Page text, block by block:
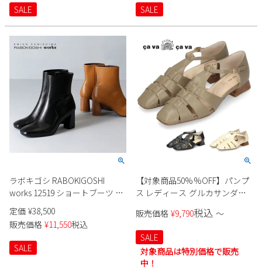
SALE
SALE
ラボキゴシ RABOKIGOSHI
works 12519 ショートブーツ レ
ディース 本革 ヒール スクエア
トゥ 黒 チャンキーヒール 日本
製 ファスナー付き
定価 ¥38,500
販売価格 ¥11,550税込
SALE
【対象商品50%%OFF】パンプ
ス レディース グルカサンダル
ズ ローヒール サヴァサヴァ
1320581 ブラック アイボリー オ
リーブ 本革 靴 cavacava
販売価格 ¥9,790税込 〜
SALE
対象商品は特別価格で販売
中！